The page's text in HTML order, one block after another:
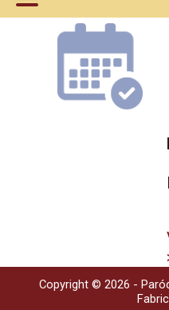
Copyright © 2026 -